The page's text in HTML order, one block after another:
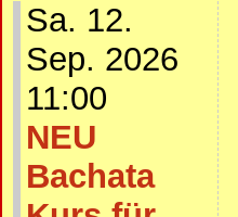
Sa. 12.
Sep. 2026
11:00
NEU
Bachata